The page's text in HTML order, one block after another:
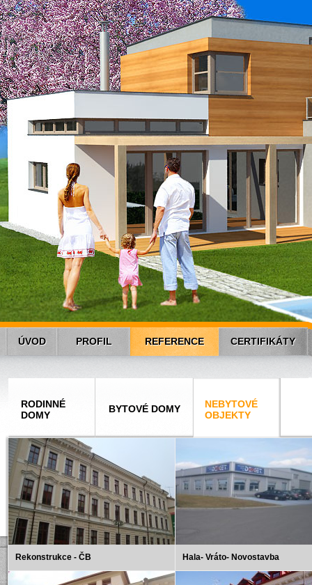
ÚVOD PROFIL REFERENCE CERTIFIKÁTY
RODINNÉ
DOMY
BYTOVÉ DOMY
NEBYTOVÉ
OBJEKTY
Rekonstrukce - ČB Hala- Vráto- Novostavba